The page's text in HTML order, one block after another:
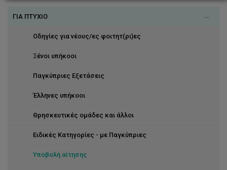
ΓΙΑ ΠΤΥΧΙΟ
Οδηγίες για νέους/ες φοιτητ(ρι)ες
Ξένοι υπήκοοι
Παγκύπριες Εξετάσεις
Έλληνες υπήκοοι
Θρησκευτικές ομάδες και άλλοι
Ειδικές Κατηγορίες - με Παγκύπριες
Υποβολή αίτησης